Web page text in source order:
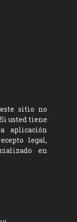
sitio no
usted tiene
aplicación
legal,
en